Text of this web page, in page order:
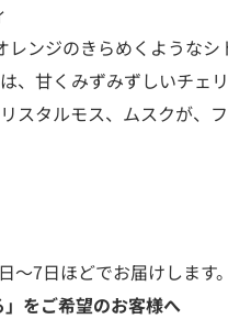
レンジのきらめくような
、甘くみずみずしいチェ
スタルモス、ムスクが、
7日ほどでお届けします。
をご希望のお客様へ